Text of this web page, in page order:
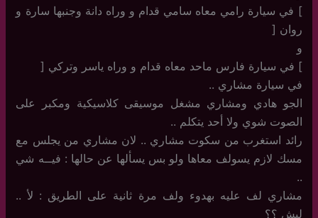
] في سيارة رامي معاه سامي قدام و وراه دانة وجنبها سارة و
روان [
و
] في سيارة فارس ماحد معاه قدام و وراه ياسر وتركي [
في سيارة مشاري ..
الجو هادي ومشاري مشغل موسيقى كلاسيكية ومكبر على
الصوت شوي ولا أحد يتكلم ..
رائد استغرب من سكوت مشاري .. لان مشاري من يجلس مع
مسك لازم يسولف معاها ولو بس يسألها عن حالها : فيــه شي
..
مشاري لف عليه بهدوء ولف مرة ثانية على الطريق : لأ ..
ليش ؟؟